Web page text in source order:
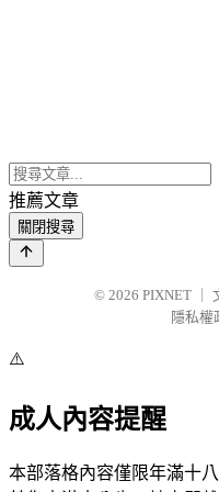
推薦文章
關閉搜尋
© 2026 PIXNET
隱私權
⚠️
成人內容提醒
本部落格內容僅限年滿十